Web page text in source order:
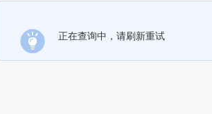
正在查询中，请刷新重试